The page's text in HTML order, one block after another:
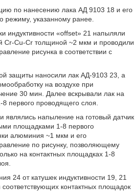
по нанесению лака АД 9103 18 и его
режиму, указанному ранее.
индуктивности «offset» 21 напыляли
Cr-Cu-Cr толщиной ~2 мкм и проводили
рисунка в соответствии с
защиты наносили лак АД-9103 23, а
на воздухе при
30 мин. Далее вскрывали лак на
первого проводящего слоя.
напыление на готовый датчик
площадками 1-8 первого
алюминия ~1 мкм и его
по рисунку, позволяющему
на контактных площадках 1-8
24 от катушек индуктивности 19, 21
контактных площадок